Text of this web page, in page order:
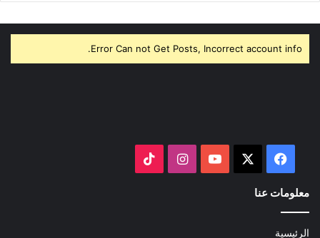
Error Can not Get Posts, Incorrect account info.
فيسبوك ‫YouTubeانستقرام
معلومات عنا
الرئيسية